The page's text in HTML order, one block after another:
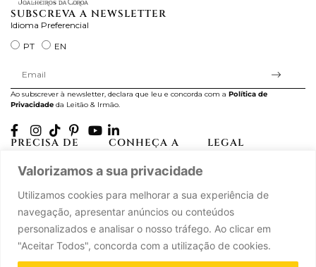
Valorizamos a sua privacidade
Utilizamos cookies para melhorar a sua experiência de
navegação, apresentar anúncios ou conteúdos
personalizados e analisar o nosso tráfego. Ao clicar em
"Aceitar Todos", concorda com a utilização de cookies.
SUBSCREVA A NEWSLETTER
Idioma Preferencial
PT
EN
Ao subscrever à newsletter, declara que leu e concorda com a Política de
Privacidade da Leitão & Irmão.
PRECISA DE
A minha conta
Contacte-nos
CONHEÇA A
História
LEGAL
Termos e Condições
Livro de Reclamações